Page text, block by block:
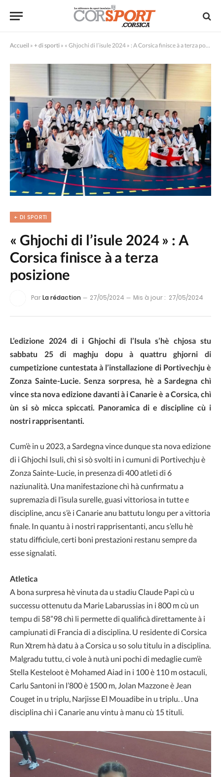
Accueil » + di sporti » « Ghjochi di l’isule 2024 » : A Corsica finisce à a terza posizione
+ DI SPORTI
« Ghjochi di l’isule 2024 » : A
Corsica finisce à a terza
posizione
ParLa rédaction 27/05/2024 Mis à jour : 27/05/2024
L’edizione 2024 di i Ghjochi di l’Isula s’hè chjosa stu
sabbatu 25 di maghju dopu à quattru ghjorni di
cumpetizione cuntestata à l’installazione di Portivechju è
Zonza Sainte-Lucie. Senza sorpresa, hè a Sardegna chì
vince sta nova edizione davanti à i Canarie è a Corsica, chì
ùn si sò micca spiccati. Panoramica di e discipline cù i
nostri rapprisentanti.
Cum’è in u 2023, a Sardegna vince dunque sta nova edizione
di i Ghjochi Isuli, chì si sò svolti in i cumuni di Portivechju è
Zonza Sainte-Lucie, in presenza di 400 atleti di 6
naziunalità. Una manifestazione chì hà cunfirmatu a
supremazia di l’isula surelle, guasi vittoriosa in tutte e
discipline, ancu s’è i Canarie anu battutu longu per a vittoria
finale. In quantu à i nostri rapprisentanti, ancu s’ellu hè
statu difficiule, certi boni prestazioni restanu sempre da
esse signalati.
Atletica
A bona surpresa hè vinuta da u stadiu Claude Papi cù u
successu ottenutu da Marie Labarussias in i 800 m cù un
tempu di 58”98 chì li permette di qualificà direttamente à i
campiunati di Francia di a disciplina. U residente di Corsica
Run Xtrem hà datu à a Corsica u so solu titulu in a disciplina.
Malgradu tuttu, ci vole à nutà uni pochi di medaglie cum’è
Stella Kesteloot è Mohamed Aiad in i 100 è 110 m ostaculi,
Carlu Santoni in l’800 è 1500 m, Jolan Mazzone è Jean
Couget in u triplu, Narjisse El Mouadibe in u triplu. . Una
disciplina chì i Canarie anu vintu à manu cù 15 tituli.